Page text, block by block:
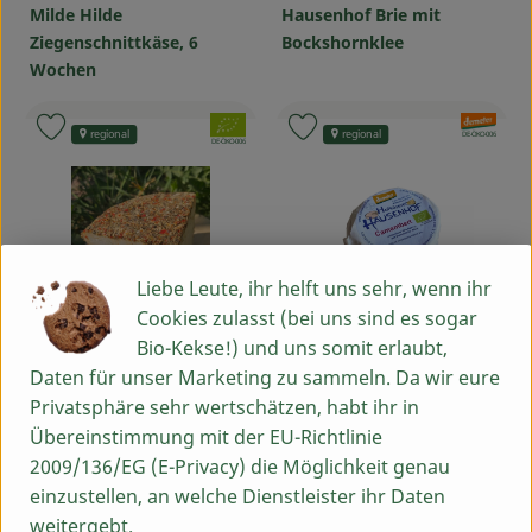
Milde Hilde
Ziegenschnittkäse, 6
Wochen
Hausenhof Brie mit
Bockshornklee
, Preis:
30,99 €/ kg
Blanko Ziegenkäse mit
Kräuter
Produkt zum Warenkorb
, Verband:
, Kontrollstelle:
DE-ÖKO-006
regional
Produkt zu Favouriten hinzufügen
, Preis:
ca. 3,46 €/ Stück
Hausenhof Camembert
ca.130g
, Referenzpreis:
25,99 €/ kg
, Verband:
, Kontrollstelle:
DE-ÖKO-006
regional
Produkt zu Favouriten
Liebe Leute, ihr helft uns sehr, wenn ihr
Cookies zulasst (bei uns sind es sogar
Bio-Kekse!) und uns somit erlaubt,
Daten für unser Marketing zu sammeln. Da wir eure
Privatsphäre sehr wertschätzen, habt ihr in
Übereinstimmung mit der EU-Richtlinie
2009/136/EG (E-Privacy) die Möglichkeit genau
einzustellen, an welche Dienstleister ihr Daten
weitergebt.